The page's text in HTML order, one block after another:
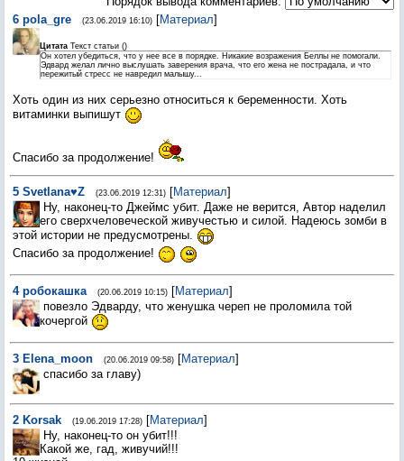
6 pola_gre (23.06.2019 16:10) [Материал]
Цитата Текст статьи ()
Он хотел убедиться, что у нее все в порядке. Никакие возражения Беллы не помогали.
Эдвард желал лично выслушать заверения врача, что его жена не пострадала, и что
пережитый стресс не навредил малышу...
Хоть один из них серьезно относиться к беременности. Хоть
витаминки выпишут
Спасибо за продолжение!
5 Svetlana♥Z (23.06.2019 12:31) [Материал]
Ну, наконец-то Джеймс убит. Даже не верится, Автор наделил
его сверхчеловеческой живучестью и силой. Надеюсь зомби в
этой истории не предусмотрены.
Спасибо за продолжение!
4 робокашка (20.06.2019 10:15) [Материал]
повезло Эдварду, что женушка череп не проломила той
кочергой
3 Elena_moon (20.06.2019 09:58) [Материал]
спасибо за главу)
2 Korsak (19.06.2019 17:28) [Материал]
Ну, наконец-то он убит!!!
Какой же, гад, живучий!!!